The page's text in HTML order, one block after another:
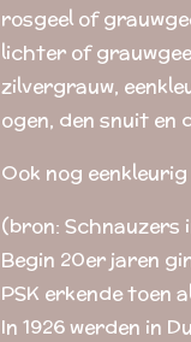
rosgeel of
lichter of
zilvergrauw,
ogen, den snuit en
Ook nog eenkleurig
(bron: Schnauzers
Begin 20er jaren
PSK erkende toen
In 1926 werden in